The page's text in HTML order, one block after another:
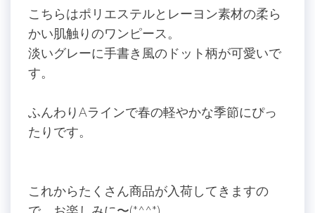
こちらはポリエステルとレーヨン素材の柔ら
かい肌触りのワンピース。
淡いグレーに手書き風のドット柄が可愛いで
す。
ふんわりAラインで春の軽やかな季節にぴっ
たりです。
これからたくさん商品が入荷してきますの